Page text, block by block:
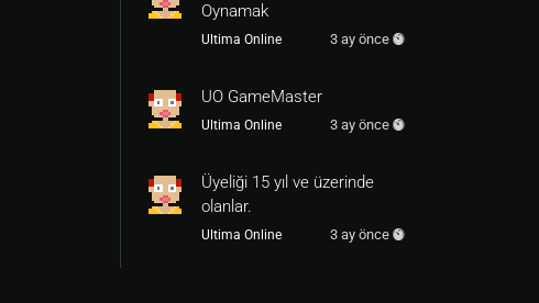
Oynamak
Ultima Online 3 ay önce
UO GameMaster
Ultima Online 3 ay önce
Üyeliği 15 yıl ve üzerinde
olanlar.
Ultima Online 3 ay önce